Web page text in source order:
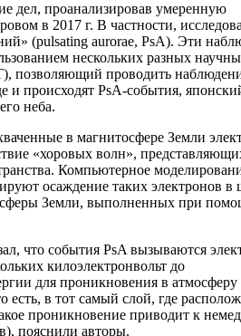
дел, проанализировав умеренную
в 2017 г. В частности,
(pulsating aurorae, PsA). Эти
нескольких разных
позволяющий проводить
и происходят PsA-события,
неба.
в магнитосфере Земли
«хоровых волн»,
Компьютерное
осаждение таких электронов
Земли, выполненных при
что события PsA вызываются
килоэлектронвольт до
для проникновения в атмосферу
в тот самый слой, где
проникновение приводит к
пояснили авторы.